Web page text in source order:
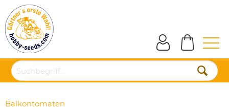
Balkontomaten